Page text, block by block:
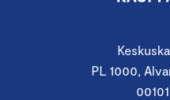
PL 1000,